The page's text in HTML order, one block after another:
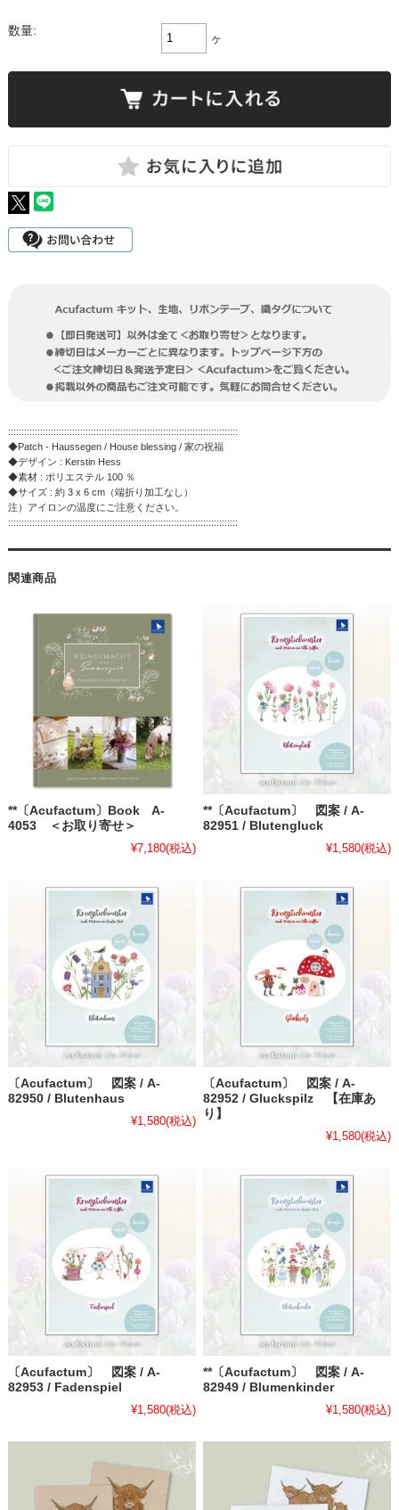
数量:
ヶ
::::::::::::::::::::::::::::::::::::::::::::::::::::::::::::::::::::::::::::::::::::::
◆Patch - Haussegen / House blessing / 家の祝福
◆デザイン : Kerstin Hess
◆素材 : ポリエステル 100 ％
◆サイズ : 約 3 x 6 cm（端折り加工なし）
注）アイロンの温度にご注意ください。
::::::::::::::::::::::::::::::::::::::::::::::::::::::::::::::::::::::::::::::::::::::
関連商品
**〔Acufactum〕Book A-
4053 ＜お取り寄せ＞
¥7,180(税込)
**〔Acufactum〕 図案 / A-
82951 / Blutengluck
¥1,580(税込)
〔Acufactum〕 図案 / A-
82950 / Blutenhaus
¥1,580(税込)
〔Acufactum〕 図案 / A-
82952 / Gluckspilz 【在庫あ
り】
¥1,580(税込)
〔Acufactum〕 図案 / A-
82953 / Fadenspiel
¥1,580(税込)
**〔Acufactum〕 図案 / A-
82949 / Blumenkinder
¥1,580(税込)